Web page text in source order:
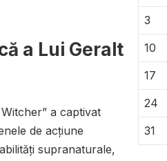
a Lui Geralt
a captivat
de acțiune
supranaturale,
3
10
17
24
31